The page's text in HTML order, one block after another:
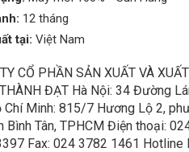
12 tháng
tại: Việt Nam
CỔ PHẦN SẢN XUẤT VÀ
ĐẠT Hà Nội: 34 Đường
Chí Minh: 815/7 Hương Lộ 2,
Bình Tân, TPHCM Điện thoại:
Fax: 024 3782 1461 Hotline